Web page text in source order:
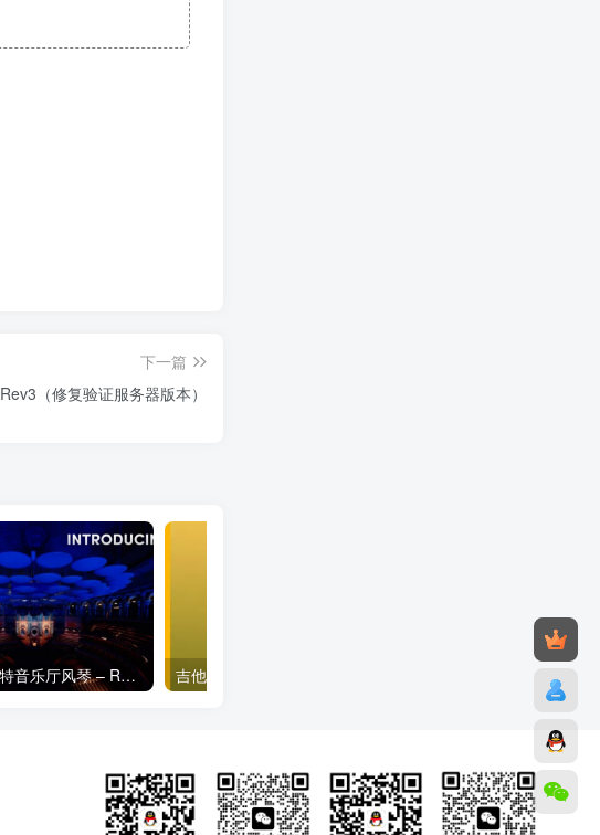
下一篇
（修复验证服务器版本）
皇家阿尔伯特音乐厅风琴 – Royal Albert Hall Organ 康泰克音色